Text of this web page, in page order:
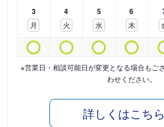
3
月
4
火
5
水
6
木
※営業日・相談可能日が変更となる場合もご
わせください。
詳しくはこちら